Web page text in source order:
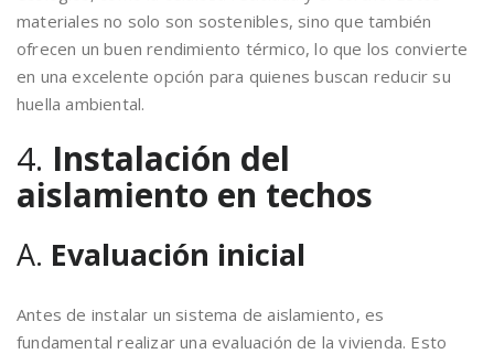
materiales no solo son sostenibles, sino que también
ofrecen un buen rendimiento térmico, lo que los convierte
en una excelente opción para quienes buscan reducir su
huella ambiental.
4. Instalación del
aislamiento en techos
A. Evaluación inicial
Antes de instalar un sistema de aislamiento, es
fundamental realizar una evaluación de la vivienda. Esto